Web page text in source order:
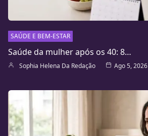
SAÚDE E BEM-ESTAR
Saúde da mulher após os 40: 8…
Sophia Helena Da Redação Ago 5, 2026